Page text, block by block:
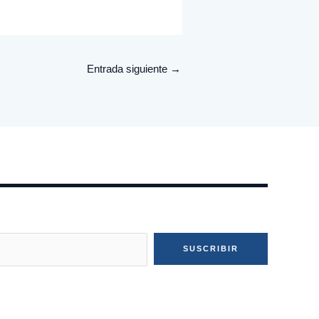
Entrada siguiente →
SUSCRIBIR